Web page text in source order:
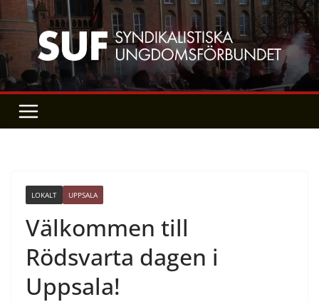
Skip
to
content
LOKALT UPPSALA
Välkommen till
Rödsvarta dagen i
Uppsala!